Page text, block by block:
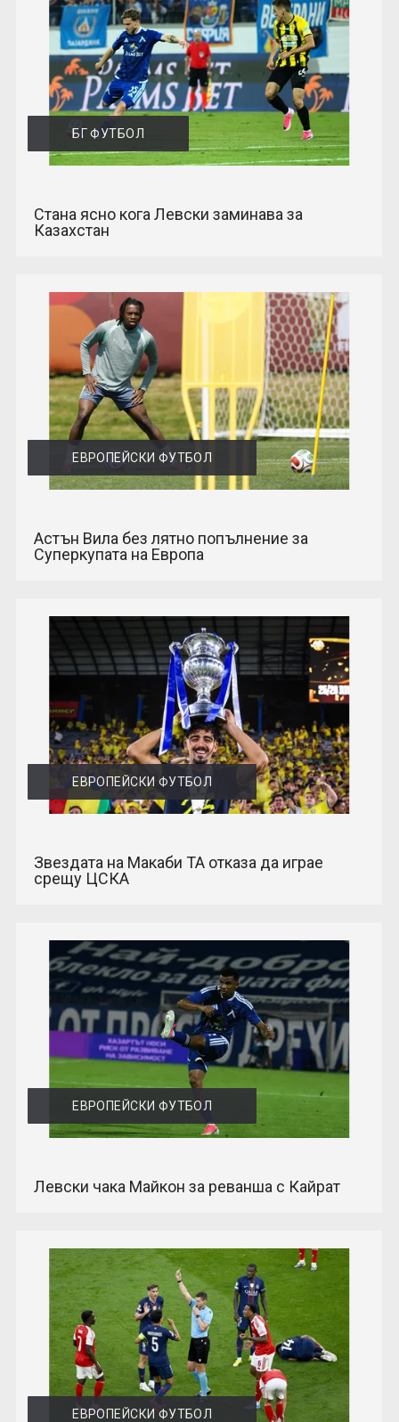
БГ ФУТБОЛ
Стана ясно кога Левски заминава за
Казахстан
ЕВРОПЕЙСКИ ФУТБОЛ
Астън Вила без лятно попълнение за
Суперкупата на Европа
ЕВРОПЕЙСКИ ФУТБОЛ
Звездата на Макаби ТА отказа да играе
срещу ЦСКА
ЕВРОПЕЙСКИ ФУТБОЛ
Левски чака Майкон за реванша с Кайрат
ЕВРОПЕЙСКИ ФУТБОЛ